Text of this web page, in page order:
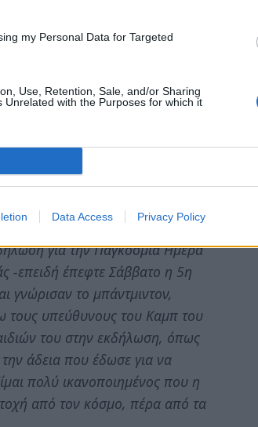
my Personal Data for Targeted
Use, Retention, Sale, and/or Sharing
Unrelated with the Purposes for which it
Data Access Privacy Policy
για την Παγκόσμια Ημέρα
-επειδή έπεφτε Σάββατο η 5η
γνώρισαν το μπάντμιντον,
τους υπεύθυνους του Καμπ του
του στην εκδήλωση, όπως
άδεια που έδωσε για να
πολύ ικανοποιημένος που η
από τον κόσμο, πέρα από τα